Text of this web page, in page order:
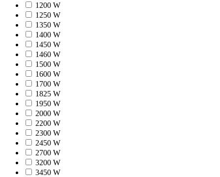
1200 W
1250 W
1350 W
1400 W
1450 W
1460 W
1500 W
1600 W
1700 W
1825 W
1950 W
2000 W
2200 W
2300 W
2450 W
2700 W
3200 W
3450 W